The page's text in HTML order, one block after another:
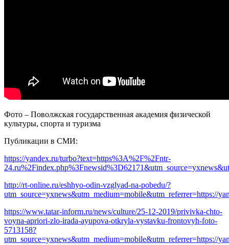
Фото – Поволжская государственная академия физической
культуры, спорта и туризма
Публикации в СМИ:
https://yandex.ru/turbo?text=https%3A%2F%2Fntr-
http://rt-online.ru/eshhyo-odin-vzglyad-na-pobedu/?
utm_source=yxnews&utm_medium=mobile&utm_referrer=https://
https://www.tatar-inform.ru/news/culture/25-12-2019/privivka-chto-
voyna-apriori-zlo-irada-ayupova-otkryla-vystavku-frontovyh-foto-
5713158?
utm_source=yxnews&utm_medium=mobile&utm_referrer=https://